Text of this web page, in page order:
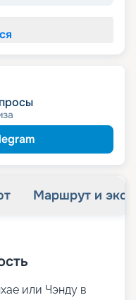
Маршрут и
или Чэнду в